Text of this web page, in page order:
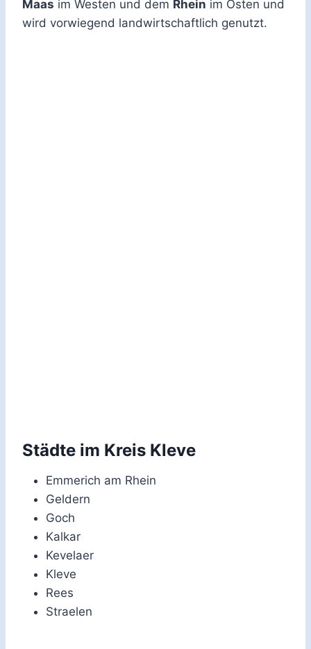
Maas im Westen und dem Rhein im Osten und
wird vorwiegend landwirtschaftlich genutzt.
Städte im Kreis Kleve
Emmerich am Rhein
Geldern
Goch
Kalkar
Kevelaer
Kleve
Rees
Straelen